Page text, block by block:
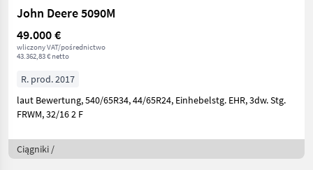
John Deere 5090M
49.000 €
wliczony VAT/pośrednictwo
43.362,83 € netto
R. prod. 2017
laut Bewertung, 540/65R34, 44/65R24, Einhebelstg. EHR, 3dw. Stg.
FRWM, 32/16 2 F
Ciągniki /